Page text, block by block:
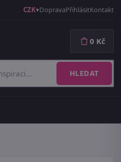
CZK DopravaPřihlásitKontakt
HLEDAT
0 Kč